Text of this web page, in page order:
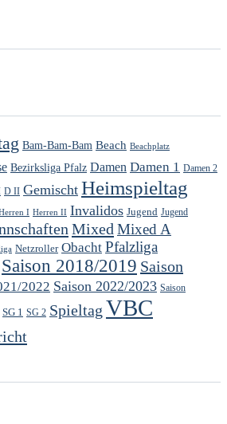
Bam-Bam-Bam Beach Beachplatz
Bezirksliga Pfalz Damen Damen 1 Damen 2
D II Gemischt Heimspieltag
I Herren II Invalidos Jugend Jugend
Mixed Mixed A
Netzroller Obacht Pfalzliga
Saison 2018/2019 Saison
2022 Saison 2022/2023 Saison
SG 1 SG 2 Spieltag VBC